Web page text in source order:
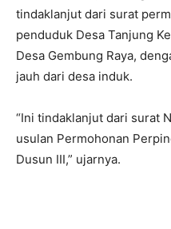
tindaklanjut dari surat
penduduk Desa Tanjung
Desa Gembung Raya,
jauh dari desa induk.
“Ini tindaklanjut dari surat
usulan Permohonan
Dusun III,” ujarnya.